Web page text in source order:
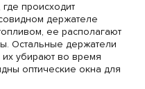
происходит
держателе
ее располагают
Остальные держатели
убирают во время
оптические окна для